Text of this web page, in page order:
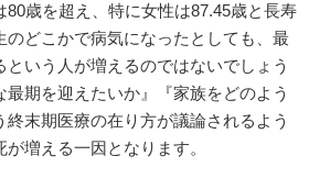
80歳を超え、特に女性は87.45歳と長寿
のどこかで病気になったとしても、最
いう人が増えるのではないでしょう
期を迎えたいか』『家族をどのよう
末期医療の在り方が議論されるよう
増える一因となります。